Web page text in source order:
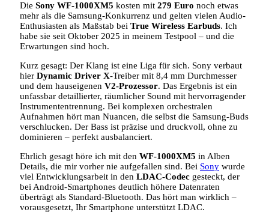
Die Sony WF-1000XM5 kosten mit 279 Euro noch etwas
mehr als die Samsung-Konkurrenz und gelten vielen Audio-
Enthusiasten als Maßstab bei True Wireless Earbuds. Ich
habe sie seit Oktober 2025 in meinem Testpool – und die
Erwartungen sind hoch.
Kurz gesagt: Der Klang ist eine Liga für sich. Sony verbaut
hier Dynamic Driver X-Treiber mit 8,4 mm Durchmesser
und dem hauseigenen V2-Prozessor. Das Ergebnis ist ein
unfassbar detaillierter, räumlicher Sound mit hervorragender
Instrumententrennung. Bei komplexen orchestralen
Aufnahmen hört man Nuancen, die selbst die Samsung-Buds
verschlucken. Der Bass ist präzise und druckvoll, ohne zu
dominieren – perfekt ausbalanciert.
Ehrlich gesagt höre ich mit den WF-1000XM5 in Alben
Details, die mir vorher nie aufgefallen sind. Bei Sony wurde
viel Entwicklungsarbeit in den LDAC-Codec gesteckt, der
bei Android-Smartphones deutlich höhere Datenraten
überträgt als Standard-Bluetooth. Das hört man wirklich –
vorausgesetzt, Ihr Smartphone unterstützt LDAC.